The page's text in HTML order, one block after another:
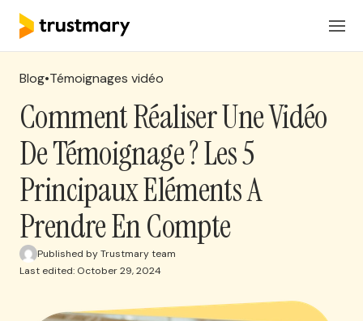
Produits
Solutions
Tarification
Ressources
FR
Connexion
Blog•Témoignages vidéo
Comment Réaliser Une Vidéo
De Témoignage ? Les 5
Principaux Eléments A
Prendre En Compte
Published by Trustmary team
Last edited: October 29, 2024